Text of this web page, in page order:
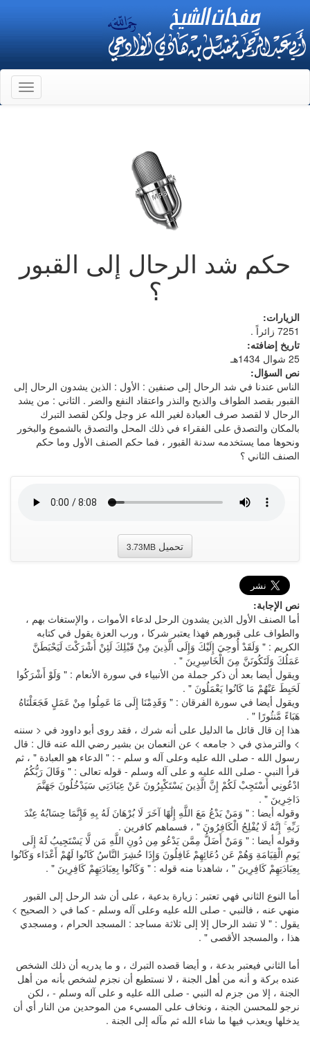
حكم شد الرحال إلى القبور
؟
الزيارات:
7251 زائراً .
تاريخ إضافته:
25 شوال 1434هـ
نص السؤال:
الناس عندنا في شد الرحال إلى صنفين : الأول : الذين يشدون الرحال إلى
القبور بقصد الطواف والذبح والنذر واعتقاد النفع والضر . الثاني : من يشد
الرحال لا لقصد صرف العبادة لغير الله عز وجل ولكن لقصد التبرك
بالمكان والتصدق على الفقراء في ذلك المحل والتصدق بالشموع والبخور
ونحوها مما يستخدمه سدنة القبور ، فما حكم الصنف الأول وما حكم
الصنف الثاني ؟
تحميل 3.73MB
نص الإجابة:
أما الصنف الأول الذين يشدون الرحل لدعاء الأموات ، والإستغاث بهم ،
والطواف على قبورهم فهذا يعتبر شركا ، ورب العزة يقول في كتابه
الكريم : " وَلَقَدْ أُوحِيَ إِلَيْكَ وَإِلَى الَّذِينَ مِنْ قَبْلِكَ لَئِنْ أَشْرَكْتَ لَيَحْبَطَنَّ
عَمَلُكَ وَلَتَكُونَنَّ مِنَ الْخَاسِرِينَ " .
ويقول أيضا بعد أن ذكر جملة من الأنبياء في سورة الأنعام : " وَلَوْ أَشْرَكُوا
لَحَبِطَ عَنْهُمْ مَا كَانُوا يَعْمَلُونَ " .
ويقول أيضا في سورة الفرقان : " وَقَدِمْنَا إِلَى مَا عَمِلُوا مِنْ عَمَلٍ فَجَعَلْنَاهُ
هَبَاءً مَّنثُورًا " .
هذا إن قال قائل ما الدليل على أنه شرك ، فقد روى أبو داوود في < سننه
> والترمذي في < جامعه > عن النعمان بن بشير رضي الله عنه قال : قال
رسول الله - صلى الله عليه وعلى آله و سلم - : " الدعاء هو العبادة " ، ثم
قرأ النبي - صلى الله عليه و على آله وسلم - قوله تعالى : " وَقَالَ رَبُّكُمُ
ادْعُونِي أَسْتَجِبْ لَكُمْ إِنَّ الَّذِينَ يَسْتَكْبِرُونَ عَنْ عِبَادَتِي سَيَدْخُلُونَ جَهَنَّمَ
دَاخِرِينَ " .
وقوله أيضا : " وَمَنْ يَدْعُ مَعَ اللَّهِ إِلَٰهًا آخَرَ لَا بُرْهَانَ لَهُ بِهِ فَإِنَّمَا حِسَابُهُ عِنْدَ
رَبِّهِ ۚ إِنَّهُ لَا يُفْلِحُ الْكَافِرُونَ " ، فسماهم كافرين .
وقوله أيضا : " وَمَنْ أَضَلُّ مِمَّن يَدْعُو مِن دُونِ اللَّهِ مَن لَّا يَسْتَجِيبُ لَهُ إِلَى
يَومِ الْقِيَامَةِ وَهُمْ عَن دُعَائِهِمْ غَافِلُونَ وَإِذَا حُشِرَ النَّاسُ كَانُوا لَهُمْ أَعْدَاء وَكَانُوا
بِعِبَادَتِهِمْ كَافِرِينَ " ، شاهدنا منه قوله : " وَكَانُوا بِعِبَادَتِهِمْ كَافِرِينَ " .
أما النوع الثاني فهي تعتبر : زيارة بدعية ، على أن شد الرحل إلى القبور
منهي عنه ، فالنبي - صلى الله عليه وعلى آله وسلم - كما في < الصحيح >
يقول : " لا تشد الرحال إلا إلى ثلاثة مساجد : المسجد الحرام ، ومسجدي
هذا ، والمسجد الأقصى " .
أما الثاني فيعتبر بدعة ، و أيضا قصده التبرك ، و ما يدريه أن ذلك الشخص
عنده بركة و أنه من أهل الجنة ، لا نستطيع أن نجزم لشخص بأنه من أهل
الجنة ، إلا من جزم له النبي - صلى الله عليه و على آله وسلم - ، لكن
نرجو للمحسن الجنة ، ونخاف على المسيء من الموحدين من النار أي أن
يدخلها ويعذب فيها ما شاء الله ثم مآله إلى الجنة .